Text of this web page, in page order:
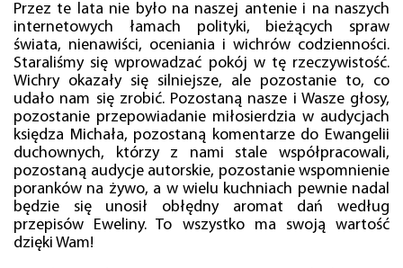
Przez te lata nie było na naszej antenie i na naszych
internetowych łamach polityki, bieżących spraw
świata, nienawiści, oceniania i wichrów codzienności.
Staraliśmy się wprowadzać pokój w tę rzeczywistość.
Wichry okazały się silniejsze, ale pozostanie to, co
udało nam się zrobić. Pozostaną nasze i Wasze głosy,
pozostanie przepowiadanie miłosierdzia w audycjach
księdza Michała, pozostaną komentarze do Ewangelii
duchownych, którzy z nami stale współpracowali,
pozostaną audycje autorskie, pozostanie wspomnienie
poranków na żywo, a w wielu kuchniach pewnie nadal
będzie się unosił obłędny aromat dań według
przepisów Eweliny. To wszystko ma swoją wartość
dzięki Wam!